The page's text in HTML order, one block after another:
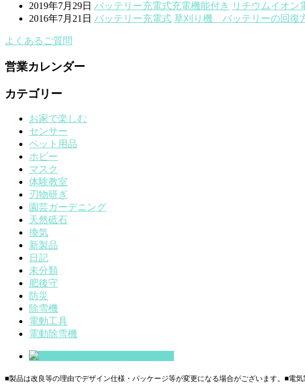
2019年7月29日 バッテリー充電式充電機能付き リチウムイオン
2016年7月21日 バッテリー充電式 草刈り機 バッテリーの回復
よくあるご質問
営業カレンダー
カテゴリー
お家で楽しむ
センサー
ペット用品
ホビー
マスク
体験教室
刃物研ぎ
園芸ガーデニング
天然砥石
換気
新製品
日記
未分類
肥後守
防災
除雪機
電動工具
電動除雪機
■製品は改良等の理由でデザイン仕様・パッケージ等が変更になる場合がございます。■電